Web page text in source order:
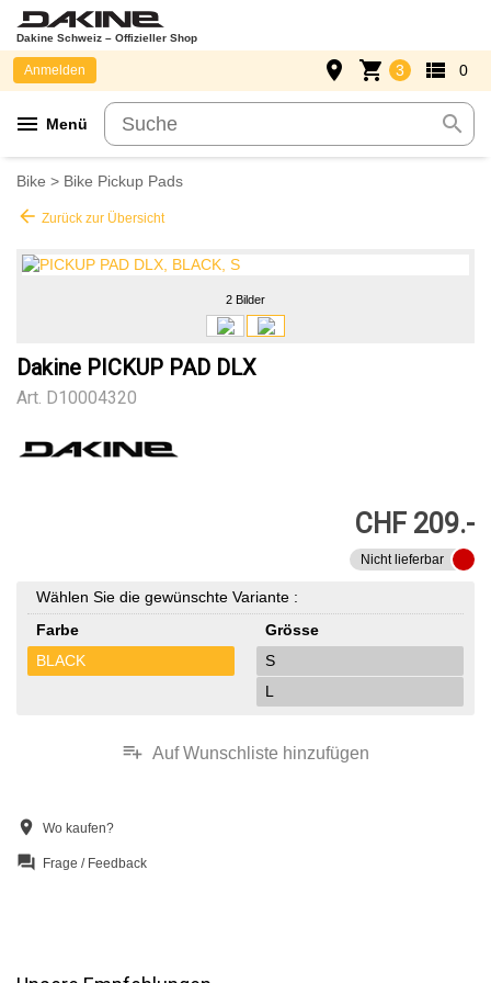
Dakine Schweiz – Offizieller Shop
menu Menü search
Anmelden place shopping_cart 3 view_list 0
Bike > Bike Pickup Pads
arrow_back Zurück zur Übersicht
2 Bilder
Dakine PICKUP PAD DLX
Art. D10004320
CHF 209.-
Nicht lieferbar
Wählen Sie die gewünschte Variante :
Farbe
BLACK
Grösse
S
L
playlist_add Auf Wunschliste hinzufügen
location_on Wo kaufen?
question_answer Frage / Feedback